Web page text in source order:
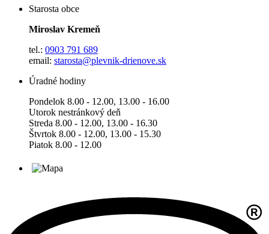
Starosta obce
Miroslav Kremeň
tel.: 0903 791 689
email: starosta@plevnik-drienove.sk
Úradné hodiny
Pondelok 8.00 - 12.00, 13.00 - 16.00
Utorok nestránkový deň
Streda 8.00 - 12.00, 13.00 - 16.30
Štvrtok 8.00 - 12.00, 13.00 - 15.30
Piatok 8.00 - 12.00